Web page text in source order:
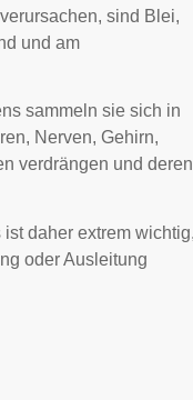
sind Blei,
und am
sammeln sie sich in
Nerven, Gehirn,
verdrängen und deren
daher extrem
oder Ausleitung